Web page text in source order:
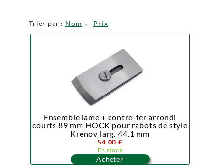
Trier par : Nom - Prix
Ensemble lame + contre-fer arrondi
courts 89 mm HOCK pour rabots de style
Krenov larg. 44.1 mm
54.00 €
En stock
Acheter